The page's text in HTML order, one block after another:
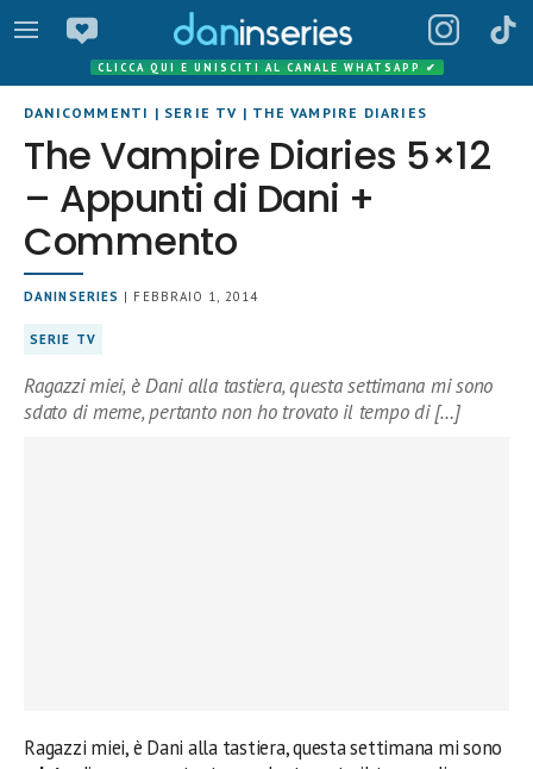
CLICCA QUI E UNISCITI AL CANALE WHATSAPP ✔
DANICOMMENTI | SERIE TV | THE VAMPIRE DIARIES
The Vampire Diaries 5×12
– Appunti di Dani +
Commento
DANINSERIES | FEBBRAIO 1, 2014
SERIE TV
Ragazzi miei, è Dani alla tastiera, questa settimana mi sono
sdato di meme, pertanto non ho trovato il tempo di […]
Ragazzi miei, è Dani alla tastiera, questa settimana mi sono